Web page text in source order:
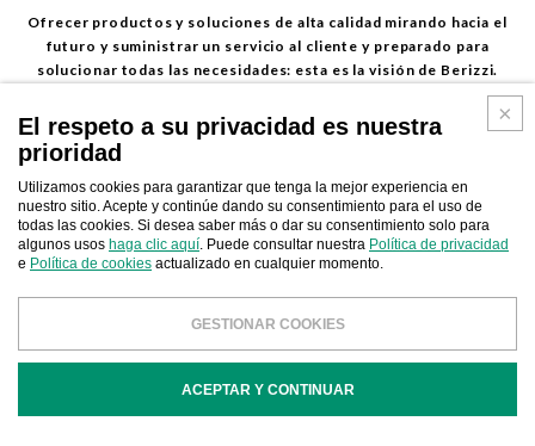
Ofrecer productos y soluciones de alta calidad mirando hacia el
futuro y suministrar un servicio al cliente y preparado para
solucionar todas las necesidades: esta es la visión de Berizzi.
mercado ofreciendo soluciones completas de alta calidad, con
respecto a la planificacion, producción, comercialización y
mantenimiento de bombas, pistolas y accesorios para la
tecnología de aplicación de pintura.
Gran atención se dedica también a eligir los revendedores que,
apoyo sobre los equipamentos de pintura por pulverización y el
transvase de líquidos, para cualquiera aplicación.
Cada pieza de nuestro trabajo parte de una necesidad específica:
la de nuestros clientes. Esto representa el verdadero motor de
nuestra ambición que nos impulsa a mejorar constantemente y
El respeto a su privacidad es nuestra
prioridad
Utilizamos cookies para garantizar que tenga la mejor experiencia en
nuestro sitio. Acepte y continúe dando su consentimiento para el uso de
todas las cookies. Si desea saber más o dar su consentimiento solo para
algunos usos haga clic aquí. Puede consultar nuestra Política de privacidad
e Política de cookies actualizado en cualquier momento.
GESTIONAR COOKIES
ACEPTAR Y CONTINUAR